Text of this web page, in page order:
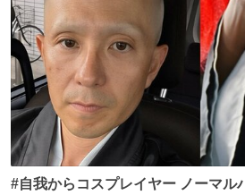
#自我からコスプレイヤー ノーマルハゲ← →頭の血管パ